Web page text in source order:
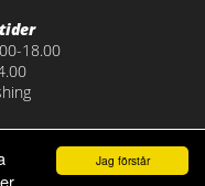
Jag förstår
18.00